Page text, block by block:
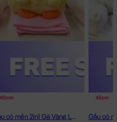
40cm
Gấu có mền 2in1 Gà Vàng Lông Smooth
45cm